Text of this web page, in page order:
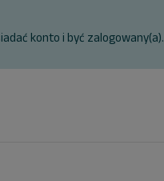
konto i być zalogowany(a).